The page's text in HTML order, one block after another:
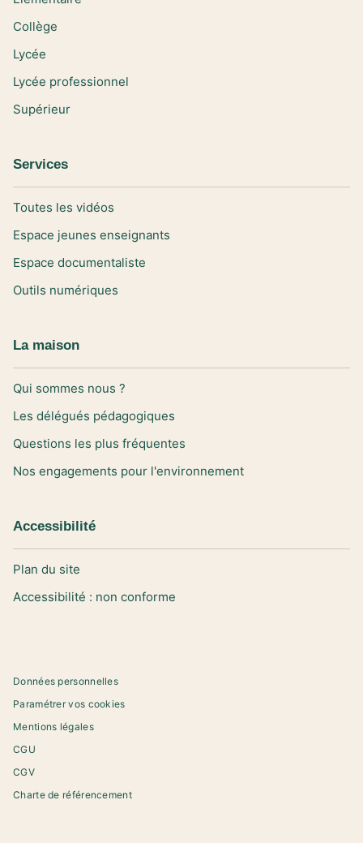
Collège
Lycée
Lycée professionnel
Supérieur
Services
Toutes les vidéos
Espace jeunes enseignants
Espace documentaliste
Outils numériques
La maison
Qui sommes nous ?
Les délégués pédagogiques
Questions les plus fréquentes
Nos engagements pour l'environnement
Accessibilité
Plan du site
Accessibilité : non conforme
Données personnelles
Paramétrer vos cookies
Mentions légales
CGU
CGV
Charte de référencement